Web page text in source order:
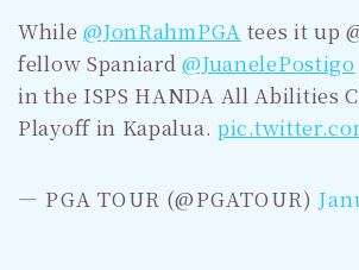
While@JonRahmPGA tees it up
fellow Spaniard@JuanelePostigo
in the ISPS HANDA All Abilities
Playoff in Kapalua.
— PGA TOUR (@PGATOUR)